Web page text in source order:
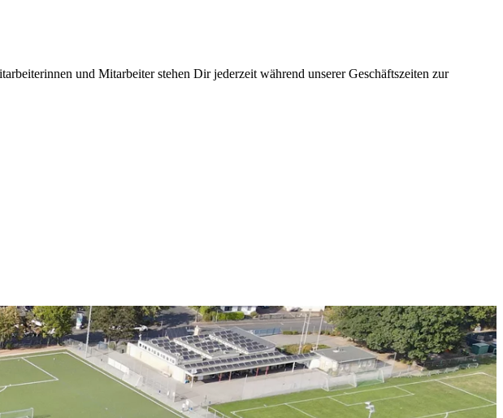
und Mitarbeiter stehen Dir jederzeit während unserer Geschäftszeiten zur